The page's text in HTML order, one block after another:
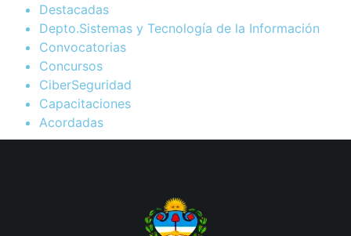
Destacadas
Depto.Sistemas y Tecnología de la Información
Convocatorias
Concursos
CiberSeguridad
Capacitaciones
Acordadas